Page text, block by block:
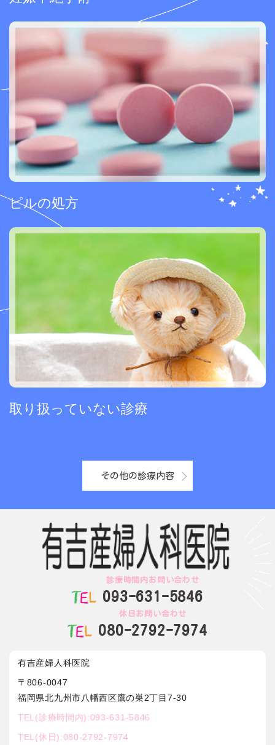
ピルの処方
取り扱っていない診療
その他の診療内容
診療時間内お問い合わせ
093-631-5846
休日お問い合わせ
080-2792-7974
有吉産婦人科医院
〒806-0047
福岡県北九州市八幡西区鷹の巣2丁目7-30
TEL(診療時間内):093-631-5846
TEL(休日):080-2792-7974